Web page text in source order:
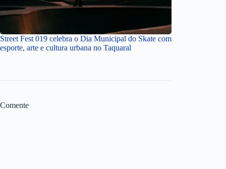
Street Fest 019 celebra o Dia Municipal do Skate com
esporte, arte e cultura urbana no Taquaral
Comente